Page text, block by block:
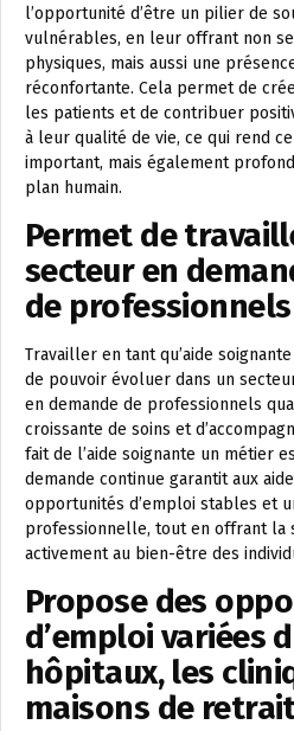
l’opportunité d’être un pilier de
vulnérables, en leur offrant non
physiques, mais aussi une
réconfortante. Cela permet de
les patients et de contribuer
à leur qualité de vie, ce qui rend
important, mais également
plan humain.
Permet de
secteur en
de
Travailler en tant qu’aide
de pouvoir évoluer dans un
en demande de professionnels
croissante de soins et
fait de l’aide soignante un métier
demande continue garantit aux
opportunités d’emploi stables et
professionnelle, tout en offrant la
activement au bien-être des
Propose des
d’emploi variées
hôpitaux, les
maisons de